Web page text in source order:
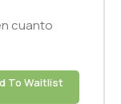
cuanto
To Waitlist